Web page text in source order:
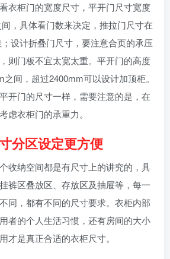
衣柜门的宽度尺寸，平开门尺寸宽度
，具体看门数来决定，推拉门尺寸在
设计折叠门尺寸，要注意合页的承压
则门板不宜太宽太重。平开门的高度
间，超过2400mm可以设计加顶柜。
开门的尺寸一样，需要注意的是，在
虑衣柜门的承重力。
分区设定更方便
收纳空间都是有尺寸上的讲究的，具
裤区叠放区、存放区及抽屉等，每一
同，都有不同的尺寸要求。衣柜内部
者的个人生活习惯，还有房间的大小
才是真正合适的衣柜尺寸。